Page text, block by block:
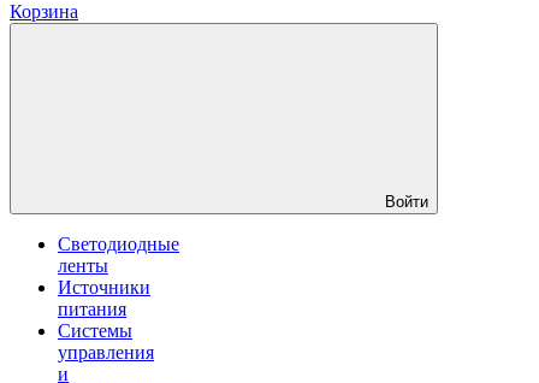
Корзина
Войти
Светодиодные
ленты
Источники
питания
Системы
управления
и